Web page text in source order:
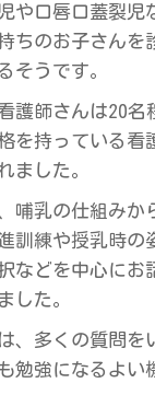
や口唇口蓋裂児
ちのお子さんを
そうです。
護師さんは20名
を持っている看
ました。
哺乳の仕組みか
訓練や授乳時の
などを中心にお
した。
、多くの質問を
勉強になるよい